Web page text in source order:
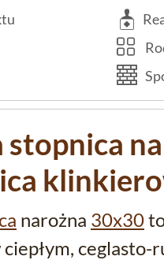
stopnica
narożna 30x30
ceglasto-